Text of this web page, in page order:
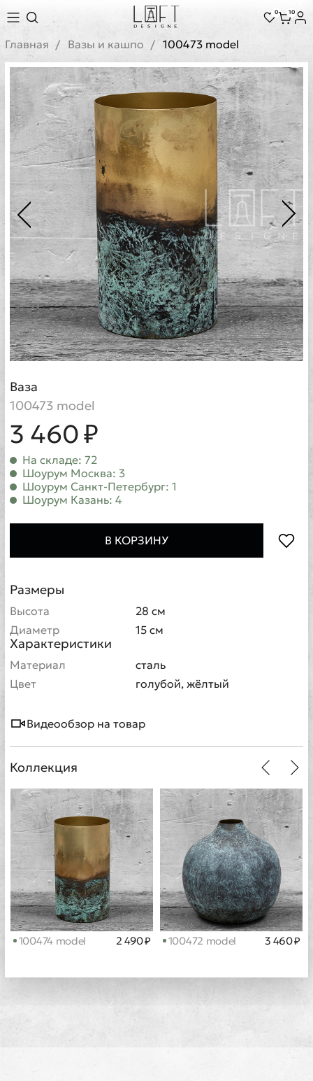
0 10
Главная Вазы и кашпо 100473 model
Ваза
100473 model
3 460 ₽
На складе: 72
Шоурум Москва: 3
Шоурум Санкт-Петербург: 1
Шоурум Казань: 4
В КОРЗИНУ
Размеры
Высота
28 см
Диаметр
15 см
Характеристики
Материал
сталь
Цвет
голубой, жёлтый
Видеообзор на товар
Коллекция
100474 model 2 490 ₽ 100472 model 3 460 ₽